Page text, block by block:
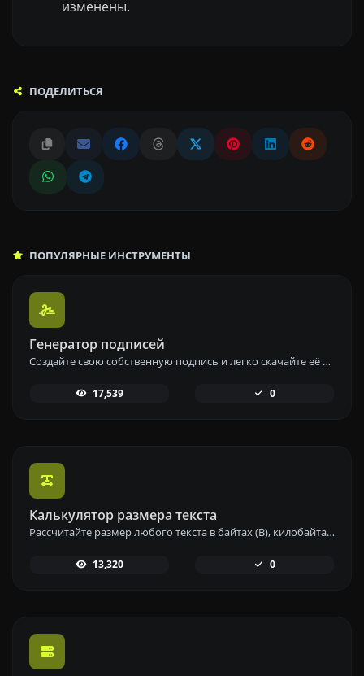
изменены.
ПОДЕЛИТЬСЯ
ПОПУЛЯРНЫЕ ИНСТРУМЕНТЫ
Генератор подписей
Создайте свою собственную подпись и легко скачайте её с помощью нашего инструмента для генерации персонализированных электронных подписей.
17,539 0
Калькулятор размера текста
Рассчитайте размер любого текста в байтах (B), килобайтах (KB) или мегабайтах (MB) с помощью нашего инструмента калькулятора размера текста.
13,320 0